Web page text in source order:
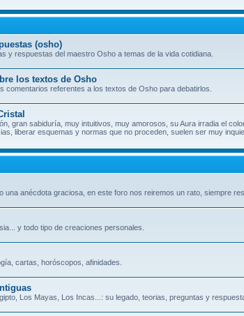
(osho)
y respuestas del maestro Osho a temas de la vida cotidiana.
los textos de Osho
comentarios referentes a los textos de Osho para debatirlos.
gran sabiduría, muy intuitivos, muy amorosos, su Aura irradia el
liberar esquemas y normas que no proceden, suelen ser muy
una anécdota graciosa, en este foro nos reiremos un rato, siempre
y todo tipo de creaciones personales.
cartas, horóscopos, afinidades.
Los Mayas, Los Incas...: su legado, teorias, preguntas y